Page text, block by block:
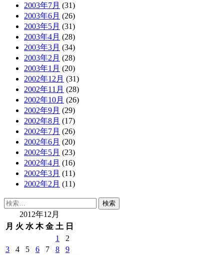
2003年7月 (31)
2003年6月 (26)
2003年5月 (31)
2003年4月 (28)
2003年3月 (34)
2003年2月 (28)
2003年1月 (20)
2002年12月 (31)
2002年11月 (28)
2002年10月 (26)
2002年9月 (29)
2002年8月 (17)
2002年7月 (26)
2002年6月 (20)
2002年5月 (23)
2002年4月 (16)
2002年3月 (11)
2002年2月 (11)
検
2012年12月
月 火 水 木 金 土 日
1
2
3
4 5 6 7 8
9